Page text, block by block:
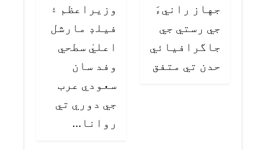
جهاز رانيءَ
جي رستي جي
جاگرافيائي
حدن تي متفق
وزيراعظم ۽
فيلڊ مارشل
اعليٰ سطحي
وفد سان
سعودي عرب
جي دوري تي
روانا…